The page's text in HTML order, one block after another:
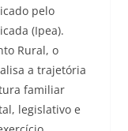
pelo
(Ipea).
Rural, o
a trajetória
familiar
legislativo e